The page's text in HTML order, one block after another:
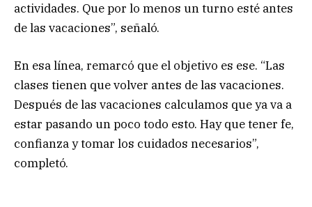
actividades. Que por lo menos un turno esté antes
de las vacaciones”, señaló.
En esa línea, remarcó que el objetivo es ese. “Las
clases tienen que volver antes de las vacaciones.
Después de las vacaciones calculamos que ya va a
estar pasando un poco todo esto. Hay que tener fe,
confianza y tomar los cuidados necesarios”,
completó.